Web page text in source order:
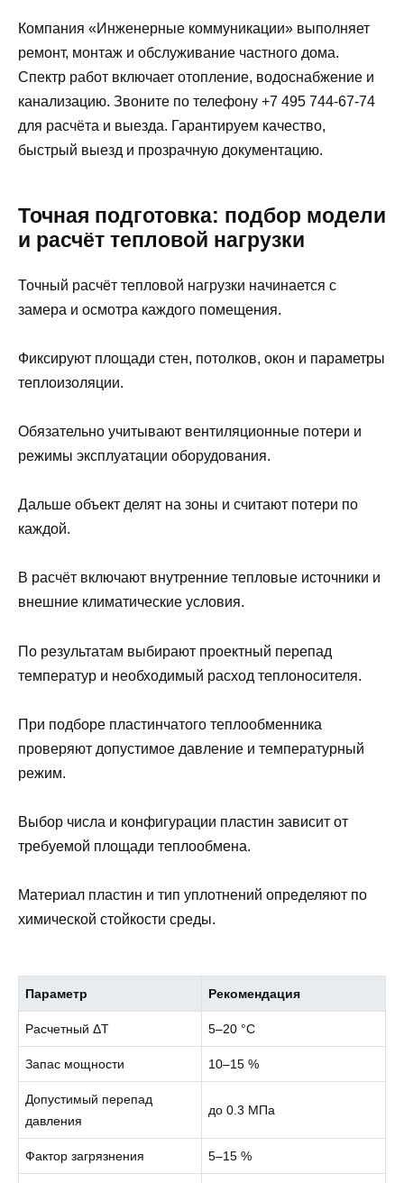
Компания «Инженерные коммуникации» выполняет
ремонт, монтаж и обслуживание частного дома.
Спектр работ включает отопление, водоснабжение и
канализацию. Звоните по телефону +7 495 744-67-74
для расчёта и выезда. Гарантируем качество,
быстрый выезд и прозрачную документацию.
Точная подготовка: подбор модели
и расчёт тепловой нагрузки
Точный расчёт тепловой нагрузки начинается с
замера и осмотра каждого помещения.
Фиксируют площади стен, потолков, окон и параметры
теплоизоляции.
Обязательно учитывают вентиляционные потери и
режимы эксплуатации оборудования.
Дальше объект делят на зоны и считают потери по
каждой.
В расчёт включают внутренние тепловые источники и
внешние климатические условия.
По результатам выбирают проектный перепад
температур и необходимый расход теплоносителя.
При подборе пластинчатого теплообменника
проверяют допустимое давление и температурный
режим.
Выбор числа и конфигурации пластин зависит от
требуемой площади теплообмена.
Материал пластин и тип уплотнений определяют по
химической стойкости среды.
Параметр Рекомендация
Расчетный ΔT 5–20 °C
Запас мощности 10–15 %
Допустимый перепад
давления
до 0.3 МПа
Фактор загрязнения 5–15 %